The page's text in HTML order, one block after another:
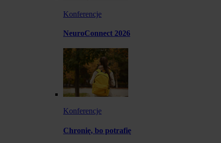
Konferencje
NeuroConnect 2026
Konferencje
Chronię, bo potrafię